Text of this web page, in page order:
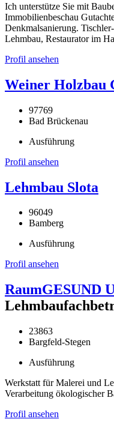
Ich unterstütze Sie mit
Immobilienbeschau
Denkmalsanierung.
Lehmbau, Restaurator im
Profil ansehen
Weiner Holzbau
97769
Bad Brückenau
Ausführung
Profil ansehen
Lehmbau Slota
96049
Bamberg
Ausführung
Profil ansehen
RaumGESUND
23863
Bargfeld-Stegen
Ausführung
Werkstatt für Malerei und
Verarbeitung ökologischer
Profil ansehen